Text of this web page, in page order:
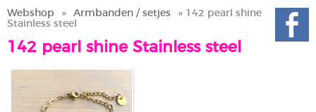
Webshop » Armbanden / setjes
» 142 pearl shine
Stainless steel
142 pearl shine Stainless steel